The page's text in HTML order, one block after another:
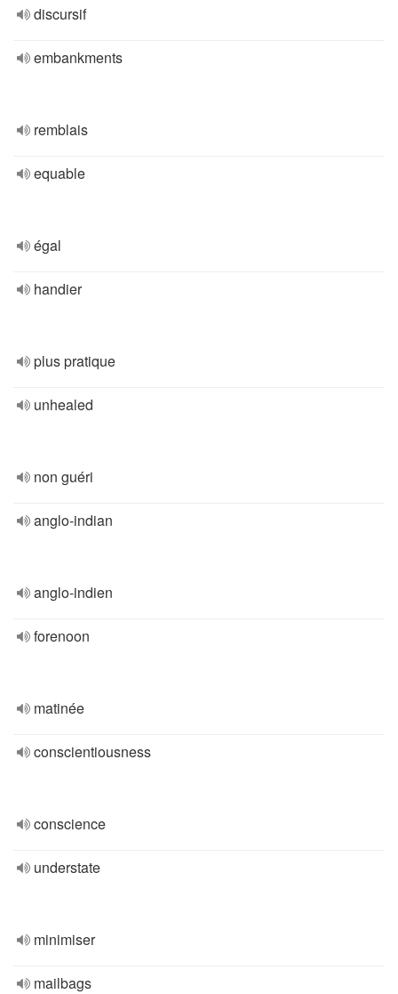
discursif
embankments
remblais
equable
égal
handier
plus pratique
unhealed
non guéri
anglo-indian
anglo-indien
forenoon
matinée
conscientiousness
conscience
understate
minimiser
mailbags